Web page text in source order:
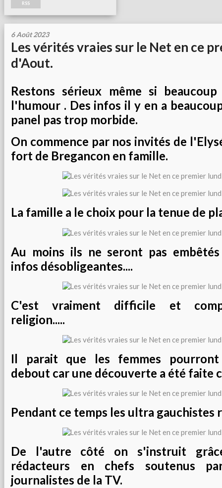
RSS
6 Août 2023
Les vérités vraies sur le Net en ce
d'Aout.
Restons sérieux même si
l'humour . Des infos il y en a
panel pas trop morbide.
On commence par nos invités de
fort de Bregancon en famille.
La famille a le choix pour la tenue de
Au moins ils ne seront pas
infos désobligeantes....
C'est vraiment difficile et
religion.....
Il parait que les femmes
debout car une découverte a été faite
Pendant ce temps les ultra gauchistes
De l'autre côté on s'instruit
rédacteurs en chefs soutenus
journalistes de la TV.